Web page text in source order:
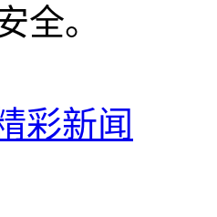
全。
彩新闻